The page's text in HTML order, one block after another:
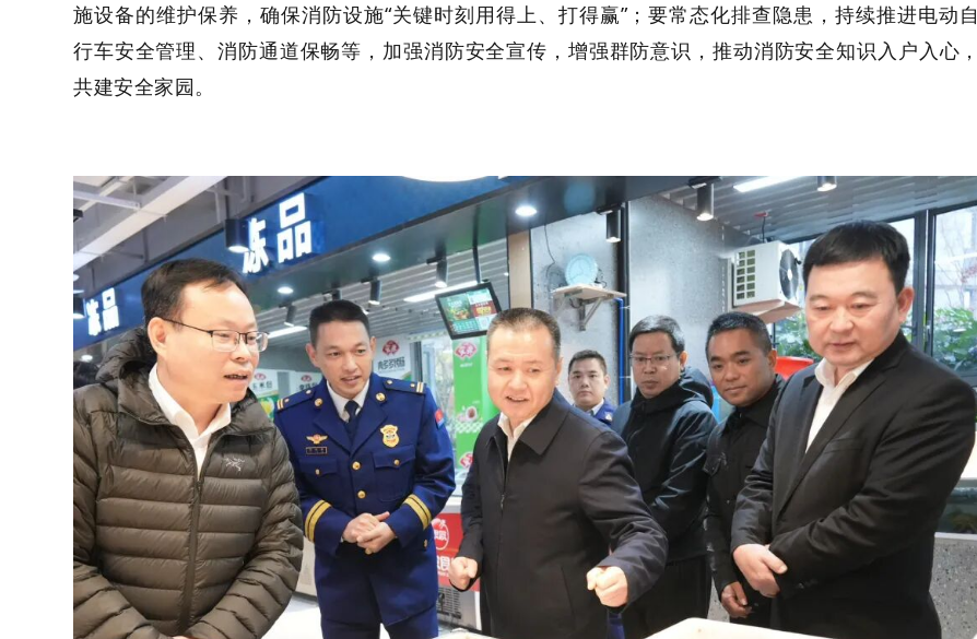
施设备的维护保养，确保消防设施“关键时刻用得上、打得赢”；要常态化排查隐患，持续推进电动自
行车安全管理、消防通道保畅等，加强消防安全宣传，增强群防意识，推动消防安全知识入户入心，
共建安全家园。